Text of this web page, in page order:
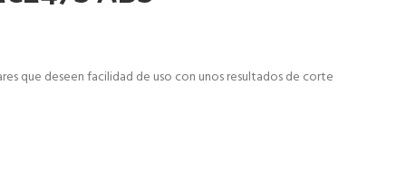
que deseen facilidad de uso con unos resultados de corte